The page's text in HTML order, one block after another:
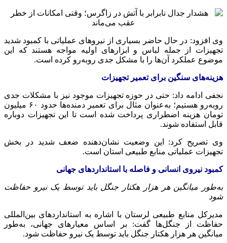
وی افزود: در حال حاضر بسیاری از نیروهای عملیاتی با کمبود شدید
تجهیزات از جمله لباس و ابزارهای اولیه مواجه هستند که این
موضوع عملکرد آن‌ها را با مشکل جدی روبه‌رو کرده است.
هزینه‌های سنگین برای تعمیر تجهیزات
نجفی ادامه داد: حتی در حوزه تجهیزات موجود نیز با مشکلات جدی
روبه‌رو هستیم؛ به‌عنوان مثال برای تعمیر دمنده‌ها حدود ۶۰ میلیون
تومان هزینه اضطراری پرداخت شده است تا این تجهیزات دوباره
قابل استفاده شوند.
وی تصریح کرد: این وضعیت نشان‌دهنده ضعف شدید در بخش
تجهیزات عملیاتی منابع طبیعی استان است.
کمبود نیروی انسانی و فاصله با استانداردهای جهانی
به‌طور میانگین هر هزار هکتار جنگل باید توسط یک نیرو حفاظت
شود
مدیرکل منابع طبیعی لرستان با اشاره به استانداردهای بین‌المللی
حفاظت از جنگل‌ها گفت: بر اساس معیارهای جهانی، به‌طور
میانگین هر هزار هکتار جنگل باید توسط یک نیرو حفاظت شود.